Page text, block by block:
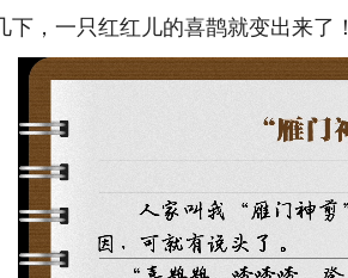
下，一只红红儿的喜鹊就变出来了！